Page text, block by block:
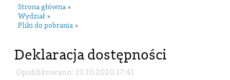
Strona główna »
Wydział »
Pliki do pobrania »
Deklaracja dostępności
Opublikowano: 13.10.2020 17:41